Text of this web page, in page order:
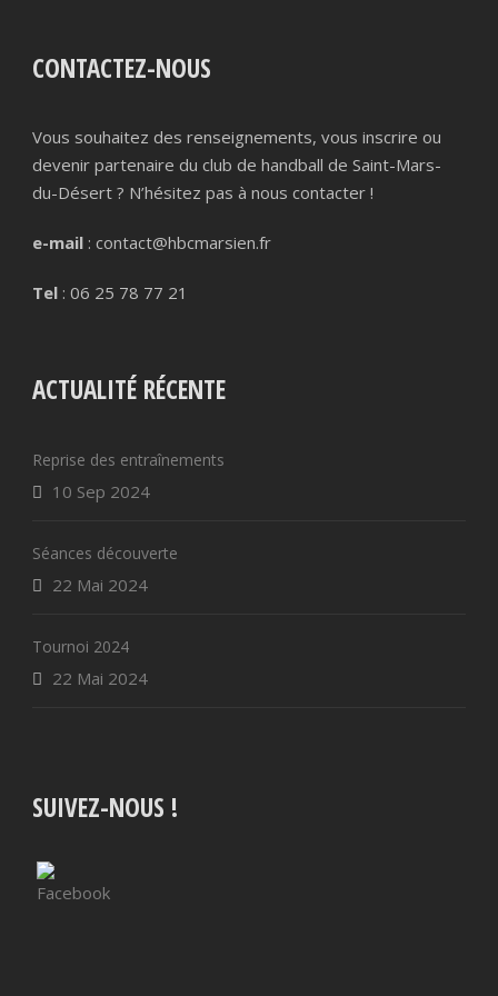
CONTACTEZ-NOUS
Vous souhaitez des renseignements, vous inscrire ou
devenir partenaire du club de handball de Saint-Mars-
du-Désert ? N’hésitez pas à nous contacter !
e-mail : contact@hbcmarsien.fr
Tel : 06 25 78 77 21
ACTUALITÉ RÉCENTE
Reprise des entraînements
10 Sep 2024
Séances découverte
22 Mai 2024
Tournoi 2024
22 Mai 2024
SUIVEZ-NOUS !